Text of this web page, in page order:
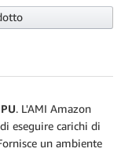
. L'AMI Amazon
eseguire carichi di
un ambiente